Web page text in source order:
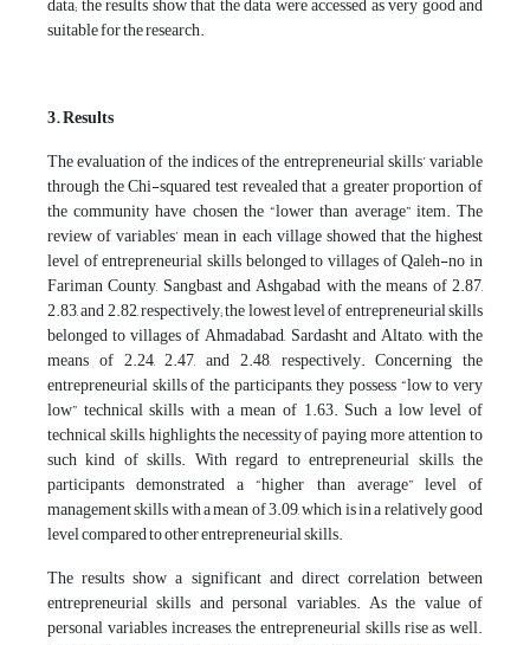
suitable for the research.
3. Results
The evaluation of the indices of the entrepreneurial skills’ variable
through the Chi-squared test revealed that a greater proportion of
the community have chosen the “lower than average” item. The
review of variables’ mean in each village showed that the highest
level of entrepreneurial skills belonged to villages of Qaleh-no in
Fariman County, Sangbast and Ashgabad with the means of 2.87,
2.83, and 2.82, respectively; the lowest level of entrepreneurial skills
belonged to villages of Ahmadabad, Sardasht and Altato, with the
means of 2.24, 2.47, and 2.48, respectively. Concerning the
entrepreneurial skills of the participants, they possess “low to very
low” technical skills with a mean of 1.63. Such a low level of
technical skills, highlights the necessity of paying more attention to
such kind of skills. With regard to entrepreneurial skills, the
participants demonstrated a “higher than average” level of
management skills with a mean of 3.09, which is in a relatively good
level compared to other entrepreneurial skills.
The results show a significant and direct correlation between
entrepreneurial skills and personal variables. As the value of
personal variables increases, the entrepreneurial skills rise as well.